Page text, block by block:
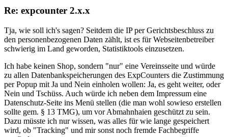
Re: expcounter 2.x.x
Tja, wie soll ich's sagen? Seitdem die IP per Gerichtsbeschluss zu
den personenbezogenen Daten zählt, ist es für Webseitenbetreiber
schwierig im Land geworden, Statistiktools einzusetzen.
Ich habe keinen Shop, sondern "nur" eine Vereinsseite und würde
zu allen Datenbankspeicherungen des ExpCounters die Zustimmung
per Popup mit Ja und Nein einholen wollen: Ja, es geht weiter, oder
Nein und Tschüss. Auch würde ich neben dem Impressum eine
Datenschutz-Seite ins Menü stellen (die man wohl sowieso erstellen
sollte gem. § 13 TMG), um vor Abmahnhaien geschützt zu sein.
Dazu müsste ich nur wissen, was alles für wie lange gespeichert
wird, ob "Tracking" und mir sonst noch fremde Fachbegriffe